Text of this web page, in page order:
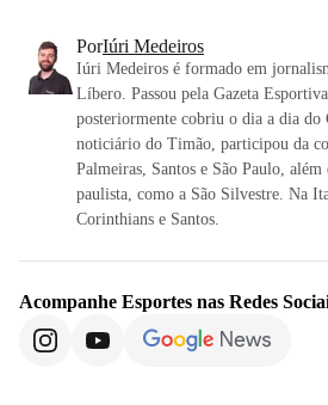
PorIúri Medeiros
Iúri Medeiros é formado em
Líbero. Passou pela Gazeta
posteriormente cobriu o dia a dia
noticiário do Timão, participou da
Palmeiras, Santos e São Paulo,
paulista, como a São Silvestre. Na
Corinthians e Santos.
Acompanhe Esportes nas Redes